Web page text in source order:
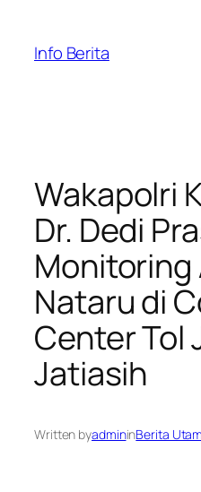
content
Info Berita
Wakapolri
Dr. Dedi
Monitoring
Nataru di
Center Tol
Jatiasih
Written byadmininBerita